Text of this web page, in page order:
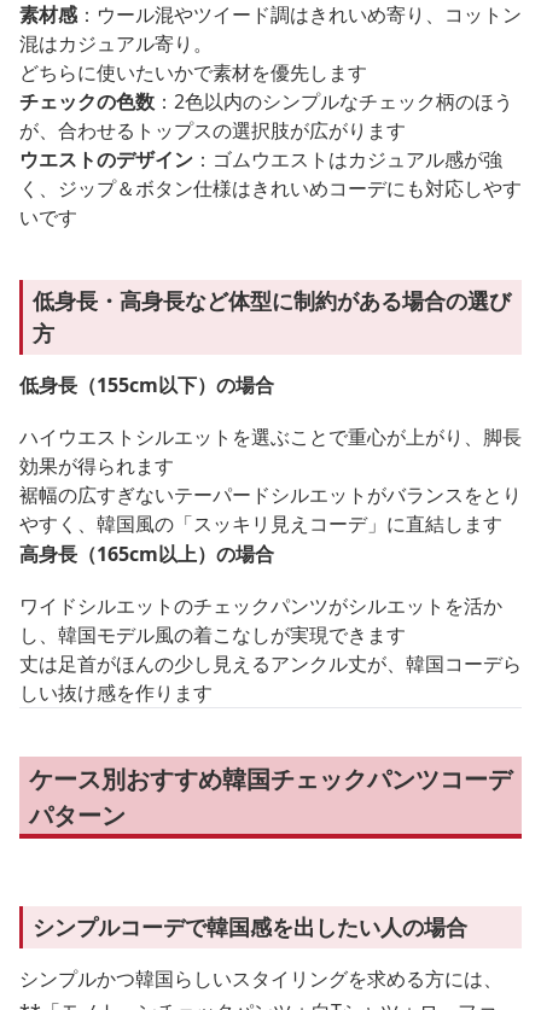
素材感：ウール混やツイード調はきれいめ寄り、コットン
混はカジュアル寄り。
どちらに使いたいかで素材を優先します
チェックの色数 ：2色以内のシンプルなチェック柄のほう
が、合わせるトップスの選択肢が広がります
ウエストのデザイン ：ゴムウエストはカジュアル感が強
く、ジップ＆ボタン仕様はきれいめコーデにも対応しやす
いです
低身長・高身長など体型に制約がある場合の選び
方
低身長（155cm以下）の場合
ハイウエストシルエットを選ぶことで重心が上がり、脚長
効果が得られます
裾幅の広すぎないテーパードシルエットがバランスをとり
やすく、韓国風の「スッキリ見えコーデ」に直結します
高身長（165cm以上）の場合
ワイドシルエットのチェックパンツがシルエットを活か
し、韓国モデル風の着こなしが実現できます
丈は足首がほんの少し見えるアンクル丈が、韓国コーデら
しい抜け感を作ります
ケース別おすすめ韓国チェックパンツコーデ
パターン
シンプルコーデで韓国感を出したい人の場合
シンプルかつ韓国らしいスタイリングを求める方には、